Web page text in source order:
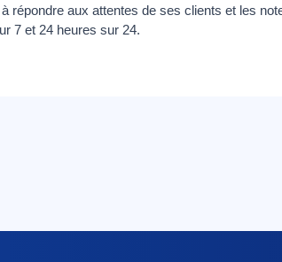
répondre aux attentes de ses clients et les
7 et 24 heures sur 24.